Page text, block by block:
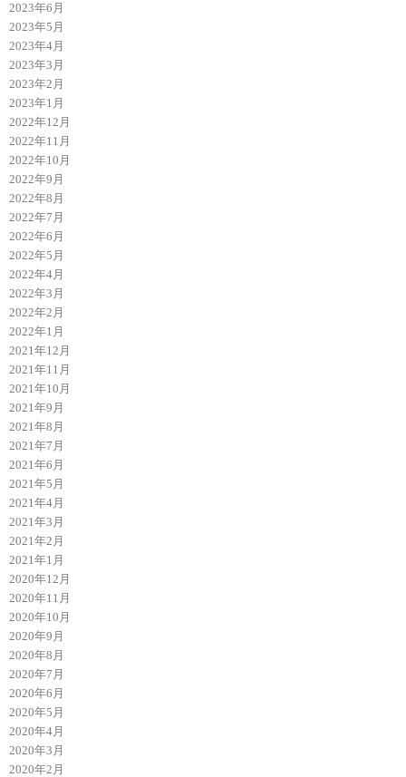
2023年6月
2023年5月
2023年4月
2023年3月
2023年2月
2023年1月
2022年12月
2022年11月
2022年10月
2022年9月
2022年8月
2022年7月
2022年6月
2022年5月
2022年4月
2022年3月
2022年2月
2022年1月
2021年12月
2021年11月
2021年10月
2021年9月
2021年8月
2021年7月
2021年6月
2021年5月
2021年4月
2021年3月
2021年2月
2021年1月
2020年12月
2020年11月
2020年10月
2020年9月
2020年8月
2020年7月
2020年6月
2020年5月
2020年4月
2020年3月
2020年2月